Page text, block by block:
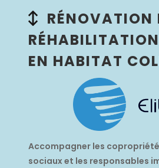
RÉNOVATION
EN HABITAT
Accompagner les
sociaux et les responsables